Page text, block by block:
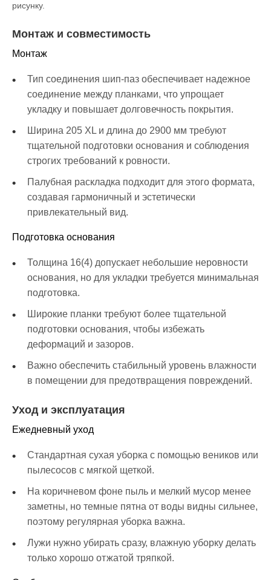
рисунку.
Монтаж и совместимость
Монтаж
Тип соединения шип-паз обеспечивает надежное
соединение между планками, что упрощает
укладку и повышает долговечность покрытия.
Ширина 205 XL и длина до 2900 мм требуют
тщательной подготовки основания и соблюдения
строгих требований к ровности.
Палубная раскладка подходит для этого формата,
создавая гармоничный и эстетически
привлекательный вид.
Подготовка основания
Толщина 16(4) допускает небольшие неровности
основания, но для укладки требуется минимальная
подготовка.
Широкие планки требуют более тщательной
подготовки основания, чтобы избежать
деформаций и зазоров.
Важно обеспечить стабильный уровень влажности
в помещении для предотвращения повреждений.
Уход и эксплуатация
Ежедневный уход
Стандартная сухая уборка с помощью веников или
пылесосов с мягкой щеткой.
На коричневом фоне пыль и мелкий мусор менее
заметны, но темные пятна от воды видны сильнее,
поэтому регулярная уборка важна.
Лужи нужно убирать сразу, влажную уборку делать
только хорошо отжатой тряпкой.